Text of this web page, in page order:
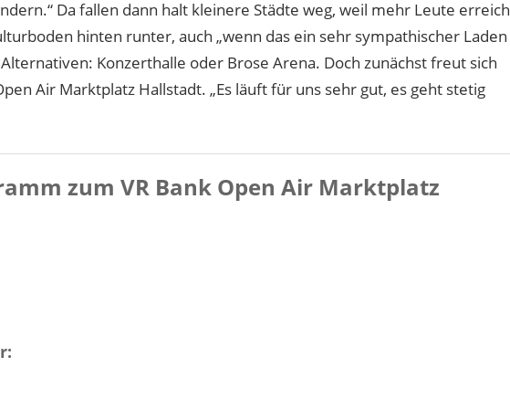
Da fallen dann halt kleinere Städte weg, weil mehr Leute
hinten runter, auch „wenn das ein sehr sympathischer Laden
Konzerthalle oder Brose Arena. Doch zunächst freut sich
Air Marktplatz Hallstadt. „Es läuft für uns sehr gut, es geht stetig
zum VR Bank Open Air Marktplatz